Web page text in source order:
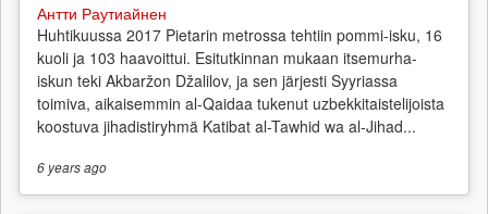
Антти Раутиайнен
Huhtikuussa 2017 Pietarin metrossa tehtiin pommi-isku, 16
kuoli ja 103 haavoittui. Esitutkinnan mukaan itsemurha-
iskun teki Akbaržon Džalilov, ja sen järjesti Syyriassa
toimiva, aikaisemmin al-Qaidaa tukenut uzbekkitaistelijoista
koostuva jihadistiryhmä Katibat al-Tawhid wa al-Jihad...
6 yearsago